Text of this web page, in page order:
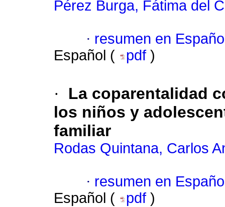
Pérez Burga, Fátima del
· resumen en
Español (
pdf )
·
La coparentalidad
los niños y
familiar
Rodas Quintana, Carlos
· resumen en
Español (
pdf )